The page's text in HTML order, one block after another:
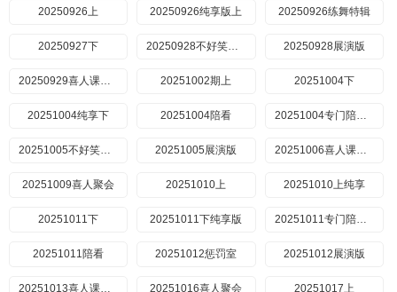
20250926上 20250926纯享版上 20250926练舞特辑
20250927下 20250928不好笑惩罚室 20250928展演版
20250929喜人课间游戏时间 20251002期上 20251004下
20251004纯享下 20251004陪看 20251004专门陪你看
20251005不好笑惩罚室 20251005展演版 20251006喜人课间游戏时间
20251009喜人聚会 20251010上 20251010上纯享
20251011下 20251011下纯享版 20251011专门陪你看
20251011陪看 20251012惩罚室 20251012展演版
20251013喜人课间游戏时间 20251016喜人聚会 20251017上